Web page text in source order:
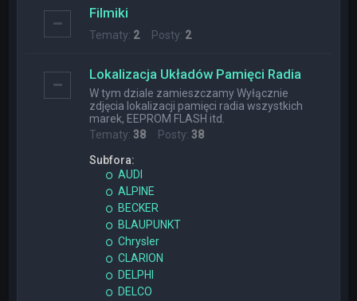
Filmiki
Tematy: 2Posty: 2
Lokalizacja Układów Pamięci Radia
W tym dziale zamieszczamy Wyłącznie
zdjęcia lokalizacji pamięci radia wszystkich
marek, EEPROM FLASH itd.
Tematy:38 Posty:38
Subfora:
AUDI
ALPINE
BECKER
BLAUPUNKT
Chrysler
CLARION
DELPHI
DELCO